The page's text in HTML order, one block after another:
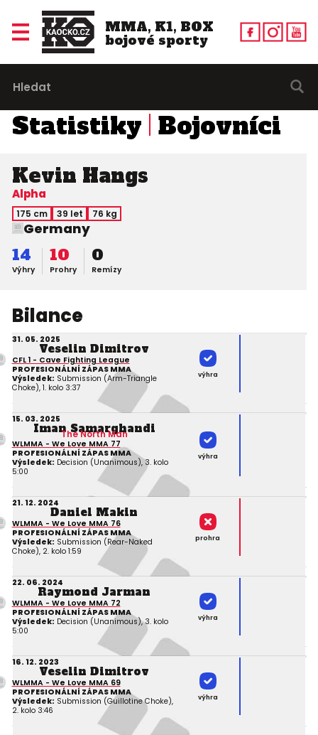
MMA, K1, BOX
bojové sporty
Statistiky Bojovníci
Kevin Hangs
Alpha
175 cm 39 let 76 kg
Germany
Výhry
14
Prohry
10
Remízy
0
Bilance
31. 05. 2025
Veselin Dimitrov
CFL 1 - Cave Fighting League
PROFESIONÁLNÍ ZÁPAS MMA
Výsledek: Submission (Arm-Triangle
Choke), 1. kolo 3:37
výhra
15. 03. 2025
Iman Samarghandi
The North Man
WLMMA - We Love MMA 77
PROFESIONÁLNÍ ZÁPAS MMA
Výsledek: Decision (Unanimous), 3. kolo
5:00
výhra
21. 12. 2024
Daniel Makin
WLMMA - We Love MMA 76
PROFESIONÁLNÍ ZÁPAS MMA
Výsledek: Submission (Rear-Naked
Choke), 2. kolo 1:59
prohra
22. 06. 2024
Raymond Jarman
WLMMA - We Love MMA 72
PROFESIONÁLNÍ ZÁPAS MMA
Výsledek: Decision (Unanimous), 3. kolo
5:00
výhra
16. 12. 2023
Veselin Dimitrov
WLMMA - We Love MMA 69
PROFESIONÁLNÍ ZÁPAS MMA
Výsledek: Submission (Guillotine Choke),
2. kolo 3:46
výhra